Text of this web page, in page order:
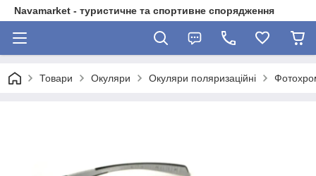
Navamarket - туристичне та спортивне спорядження
Товари Окуляри Окуляри поляризаційні